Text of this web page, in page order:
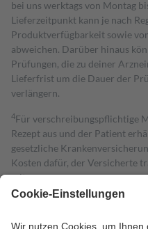
bei uns werktags von Montag
Lieferzeitpunkt kann je nach
Produktverfügbarkeit sowie
abweichen. Darüber hinaus
Prüfungen, die zu deiner
Lieferfrist um die Dauer der
verlängern.
4Für verschreibungspflichtige
Rezept aus und der Patient
gesetzliche
Kosten dafür, der Versicherte
mit.
Grundsätzlich leisten
höchstens zehn Euro.
Es sind